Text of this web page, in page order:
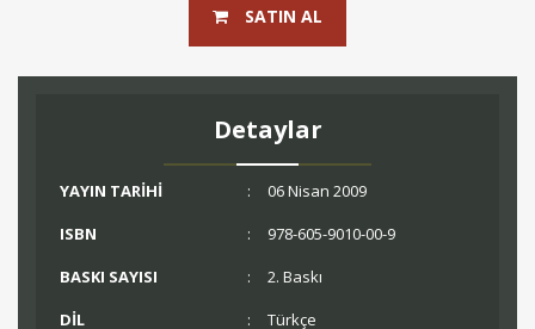
SATIN AL
Detaylar
YAYIN TARİHİ :
06 Nisan 2009
ISBN
:
978-605-9010-00-9
BASKI SAYISI
:
2. Baskı
DİL
:
Türkçe